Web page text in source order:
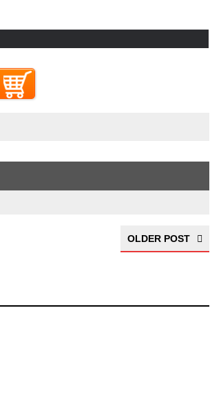
EGP اتصل بنا
OLDER POST